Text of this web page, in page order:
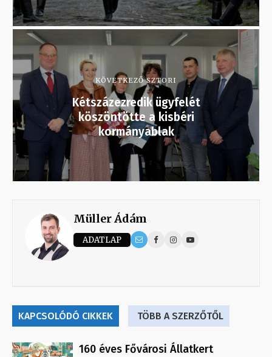
KÖVETKEZŐ SZTORI
Kétszázezredik ügyfelét
köszöntötte a kisbéri
kormányablak
Müller Ádám
ADATLAP
KAPCSOLÓDÓ CIKKEK TÖBB A SZERZŐTŐL
160 éves Fővárosi Állatkert